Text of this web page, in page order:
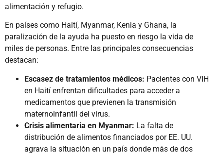
alimentación y refugio.
En países como Haití, Myanmar, Kenia y Ghana, la
paralización de la ayuda ha puesto en riesgo la vida de
miles de personas. Entre las principales consecuencias
destacan:
Escasez de tratamientos médicos: Pacientes con VIH
en Haití enfrentan dificultades para acceder a
medicamentos que previenen la transmisión
maternoinfantil del virus.
Crisis alimentaria en Myanmar: La falta de
distribución de alimentos financiados por EE. UU.
agrava la situación en un país donde más de dos